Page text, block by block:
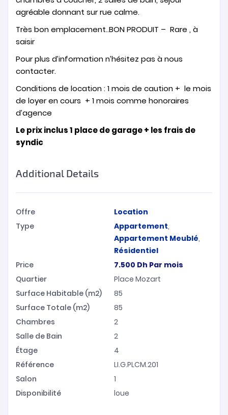
agréable donnant sur rue calme.
Très bon emplacement..BON PRODUIT – Rare , à
saisir
Pour plus d’information n’hésitez pas à nous
contacter.
Conditions de location : 1 mois de caution + le mois
de loyer en cours + 1 mois comme honoraires
d’agence
Le prix inclus 1 place de garage + les frais de
syndic
Additional Details
Offre
Location
Type
Appartement,
Appartement Meublé,
Résidentiel
Price
7.500 Dh Par mois
Quartier
Place Mozart
Surface Habitable (m2)
85
Surface Totale (m2)
85
Chambres
2
Salle de Bain
2
Étage
4
Référence
LI.G.PLCM.201
Salon
1
Disponibilité
loue